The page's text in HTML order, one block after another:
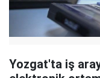
Yozgat'ta iş